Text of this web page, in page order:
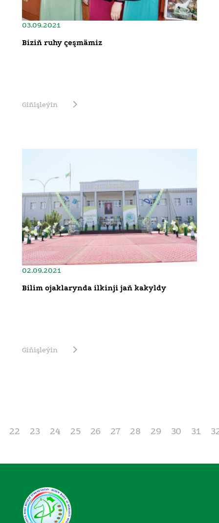
03.09.2021
Biziň ruhy çeşmämiz
Giňişleýin
02.09.2021
Bilim ojaklarynda ilkinji jaň kakyldy
Giňişleýin
22 23 24 25 26 27 28 29 30 31